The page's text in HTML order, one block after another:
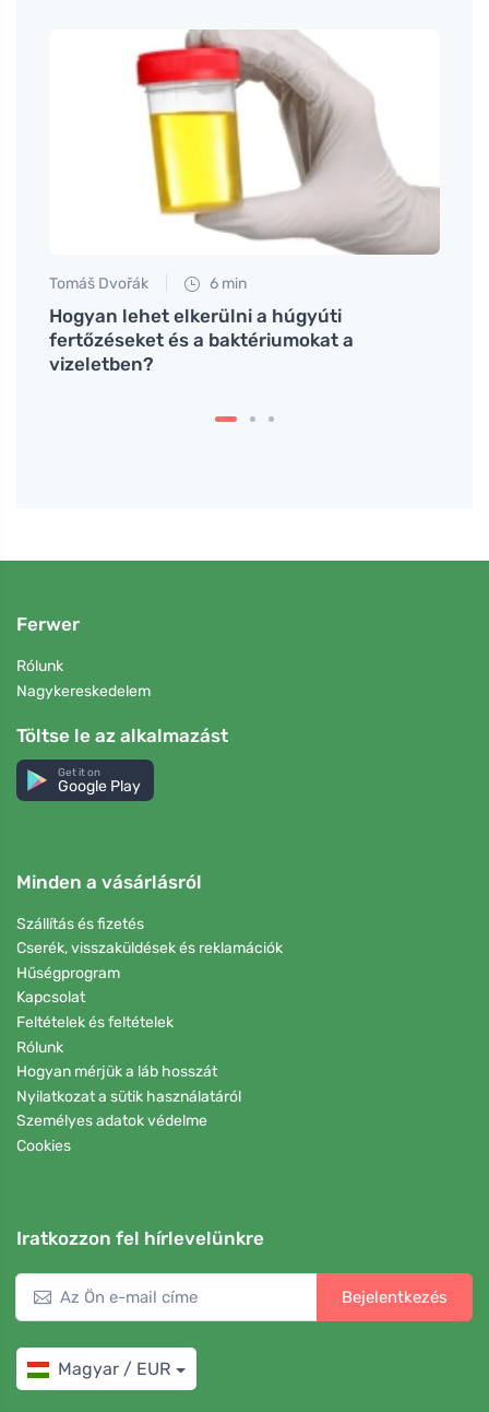
Tomáš Dvořák 6 min
Hogyan lehet elkerülni a húgyúti
fertőzéseket és a baktériumokat a
vizeletben?
Ferwer
Rólunk
Nagykereskedelem
Töltse le az alkalmazást
Get it on
Google Play
Minden a vásárlásról
Szállítás és fizetés
Cserék, visszaküldések és reklamációk
Hűségprogram
Kapcsolat
Feltételek és feltételek
Rólunk
Hogyan mérjük a láb hosszát
Nyilatkozat a sütik használatáról
Személyes adatok védelme
Cookies
Iratkozzon fel hírlevelünkre
Bejelentkezés
Magyar / EUR